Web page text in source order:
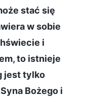
stać się
w sobie
i
to istnieje
jest tylko
Bożego i